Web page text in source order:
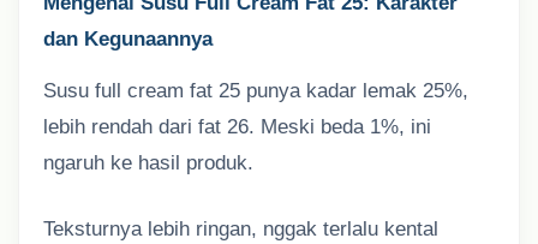
dan Kegunaannya
Susu full cream fat 25 punya kadar lemak 25%,
lebih rendah dari fat 26. Meski beda 1%, ini
ngaruh ke hasil produk.
Teksturnya lebih ringan, nggak terlalu kental